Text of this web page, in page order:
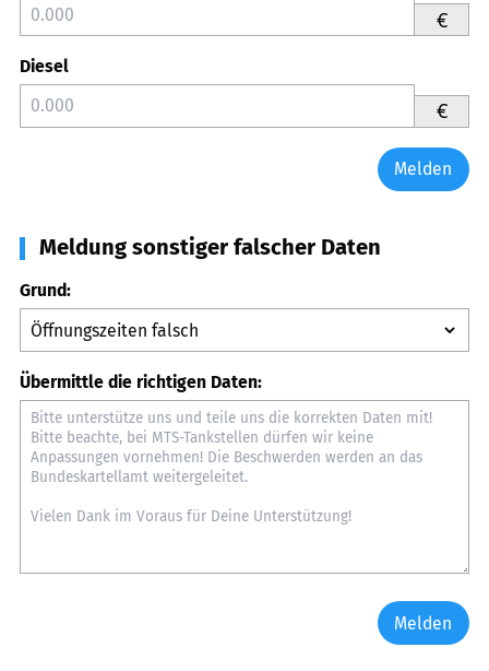
€
Diesel
€
Melden
Meldung sonstiger falscher Daten
Grund:
Übermittle die richtigen Daten:
Melden